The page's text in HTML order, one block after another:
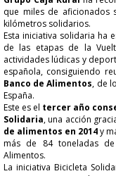
que miles de aficionados
kilómetros solidarios.
Esta iniciativa solidaria ha
de las etapas de la
actividades lúdicas y
española, consiguiendo
Banco de Alimentos, de
España.
Este es el tercer año
Solidaria, una acción
de alimentos en 2014y
más de 84 toneladas
Alimentos.
La iniciativa Bicicleta